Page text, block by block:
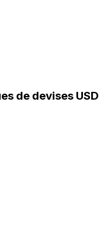
de devises USD